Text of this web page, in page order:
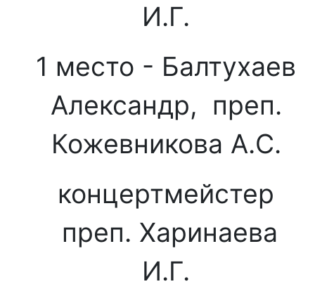
И.Г.
1 место - Балтухаев
Александр, преп.
Кожевникова А.С.
концертмейстер
преп. Харинаева
И.Г.